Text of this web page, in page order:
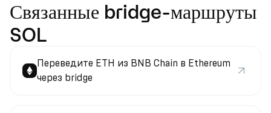
Связанные bridge-маршруты
SOL
Переведите ETH из BNB Chain в Ethereum
через bridge